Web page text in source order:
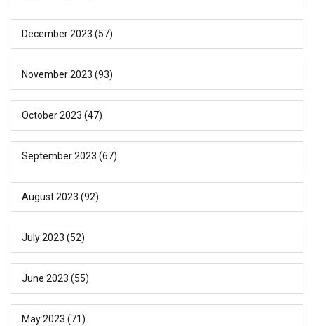
December 2023 (57)
November 2023 (93)
October 2023 (47)
September 2023 (67)
August 2023 (92)
July 2023 (52)
June 2023 (55)
May 2023 (71)